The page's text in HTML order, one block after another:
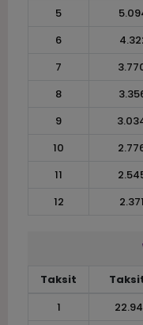
5
6
7
8
9
10
11
12
Taksit
1